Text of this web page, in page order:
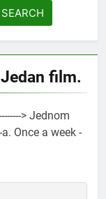
film.
> Jednom
Once a week -